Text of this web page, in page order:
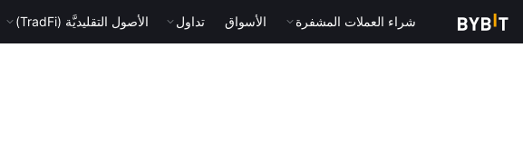
شراء العملات المشفرة الأسواق تداول الأصول التقليديَّة (TradFi)